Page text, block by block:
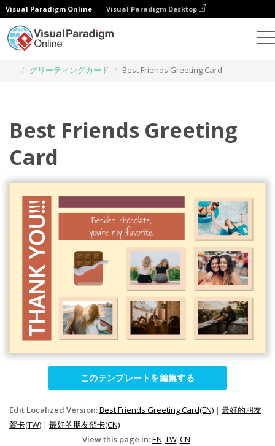
Visual Paradigm Online Visual Paradigm Desktop
グリーティングカード
Best Friends Greeting Card
Best Friends Greeting
Card
このテンプレートを編集する
Edit Localized Version:Best Friends Greeting Card(EN) | 最好的朋友
賀卡(TW) | 最好的朋友贺卡(CN)
View this page in:EN TW CN